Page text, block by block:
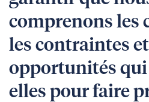
comprenons les
les contraintes
opportunités qui
elles pour faire